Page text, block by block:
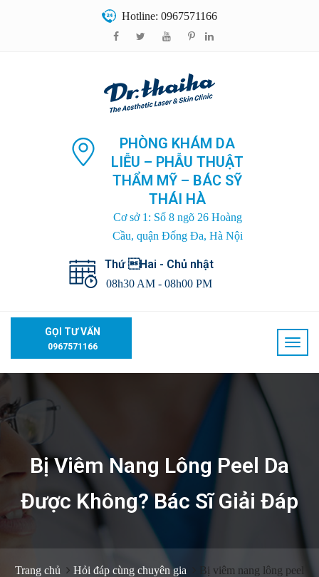
Hotline: 0967571166
PHÒNG KHÁM DA
LIỄU – PHẪU THUẬT
THẨM MỸ – BÁC SỸ
THÁI HÀ
Cơ sở 1: Số 8 ngõ 26 Hoàng
Cầu, quận Đống Đa, Hà Nội
Thứ Hai - Chủ nhật
08h30 AM - 08h00 PM
GỌI TƯ VẤN
0967571166
Bị Viêm Nang Lông Peel Da
Được Không? Bác Sĩ Giải Đáp
Trang chủ Hỏi đáp cùng chuyên gia
Bị viêm nang lông peel